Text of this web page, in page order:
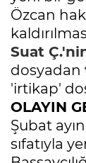
Özcan
Suat
dosyadan
'irtikap'
OLAYIN
Şubat
sıfatıyla